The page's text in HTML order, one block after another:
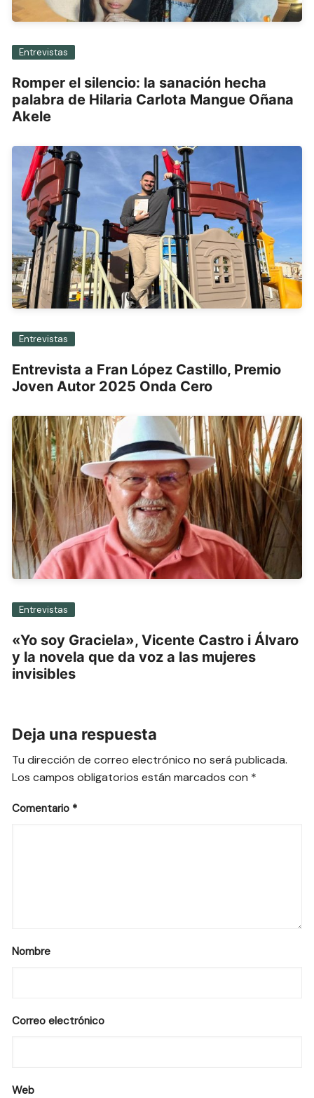
Entrevistas
Romper el silencio: la sanación hecha
palabra de Hilaria Carlota Mangue Oñana
Akele
Entrevistas
Entrevista a Fran López Castillo, Premio
Joven Autor 2025 Onda Cero
Entrevistas
«Yo soy Graciela», Vicente Castro i Álvaro
y la novela que da voz a las mujeres
invisibles
Deja una respuesta
Tu dirección de correo electrónico no será publicada.
Los campos obligatorios están marcados con *
Comentario *
Nombre
Correo electrónico
Web